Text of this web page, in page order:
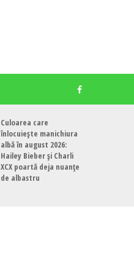
Culoarea care
înlocuiește manichiura
albă în august 2026:
Hailey Bieber și Charli
XCX poartă deja nuanțe
de albastru